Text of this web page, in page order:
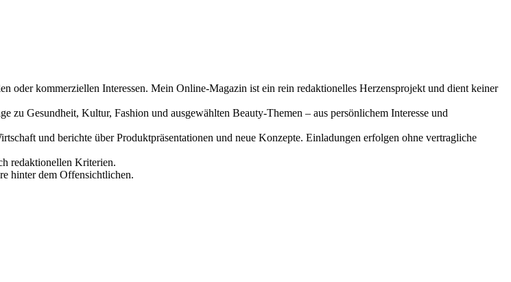
oder kommerziellen Interessen. Mein Online-Magazin ist ein rein redaktionelles Herzensprojekt und dient keiner
Gesundheit, Kultur, Fashion und ausgewählten Beauty-Themen – aus persönlichem Interesse und
und berichte über Produktpräsentationen und neue Konzepte. Einladungen erfolgen ohne vertragliche
redaktionellen Kriterien.
hinter dem Offensichtlichen.